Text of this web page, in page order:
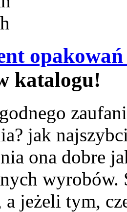
katalogu!
jak
ona dobre
a jeżeli tym,